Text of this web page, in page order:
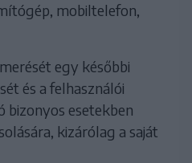
mobiltelefon,
egy későbbi
és a felhasználói
bizonyos esetekben
kizárólag a saját